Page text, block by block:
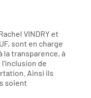
VINDRY et
sont en charge
la transparence, à
de
Ainsi ils
soient